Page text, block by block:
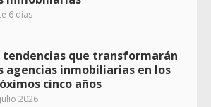
6 días
tendencias que transformarán
agencias inmobiliarias en los
cinco años
2026